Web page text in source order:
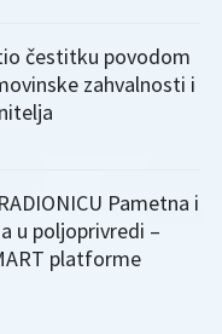
čestitku povodom
zahvalnosti i
Pametna i
u poljoprivredi –
platforme